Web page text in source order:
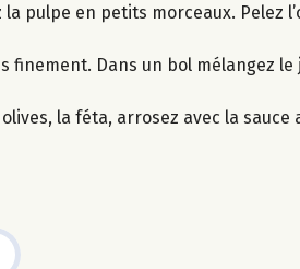
pulpe en petits morceaux. Pelez
Dans un bol mélangez le
la féta, arrosez avec la sauce